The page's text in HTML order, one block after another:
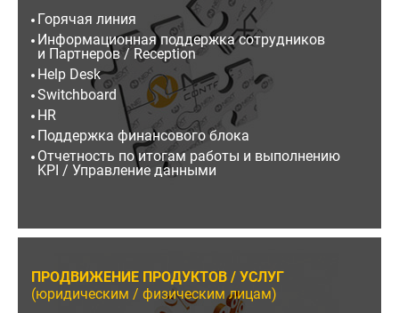
Горячая линия
Информационная поддержка сотрудников
и Партнеров / Reception
Help Desk
Switchboard
HR
Поддержка финансового блока
Отчетность по итогам работы и выполнению
KPI / Управление данными
ПРОДВИЖЕНИЕ ПРОДУКТОВ / УСЛУГ
(юридическим / физическим лицам)